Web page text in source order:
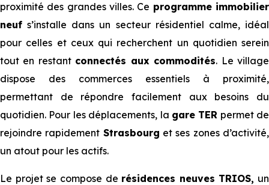
proximité des grandes villes. Ce programme immobilier
neuf s’installe dans un secteur résidentiel calme, idéal
pour celles et ceux qui recherchent un quotidien serein
tout en restant connectés aux commodités. Le village
dispose des commerces essentiels à proximité,
permettant de répondre facilement aux besoins du
quotidien. Pour les déplacements, la gare TER permet de
rejoindre rapidement Strasbourg et ses zones d’activité,
un atout pour les actifs.
Le projet se compose de résidences neuves TRIOS, un